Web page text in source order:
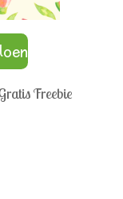
Freebie